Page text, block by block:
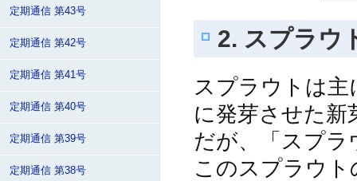
2. スプラウ
スプラウトは
に発芽させた新
だが、「スプラ
このスプラウ
定期通信 第43号
定期通信 第42号
定期通信 第41号
定期通信 第40号
定期通信 第39号
定期通信 第38号